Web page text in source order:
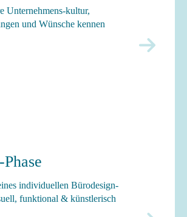
Unternehmens-kultur,
und Wünsche kennen
individuellen Bürodesign-
funktional & künstlerisch